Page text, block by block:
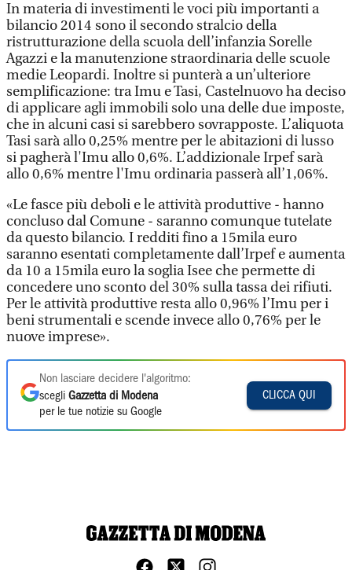
In materia di investimenti le voci più importanti a
bilancio 2014 sono il secondo stralcio della
ristrutturazione della scuola dell’infanzia Sorelle
Agazzi e la manutenzione straordinaria delle scuole
medie Leopardi. Inoltre si punterà a un’ulteriore
semplificazione: tra Imu e Tasi, Castelnuovo ha deciso
di applicare agli immobili solo una delle due imposte,
che in alcuni casi si sarebbero sovrapposte. L’aliquota
Tasi sarà allo 0,25% mentre per le abitazioni di lusso
si pagherà l'Imu allo 0,6%. L’addizionale Irpef sarà
allo 0,6% mentre l'Imu ordinaria passerà all’1,06%.
«Le fasce più deboli e le attività produttive - hanno
concluso dal Comune - saranno comunque tutelate
da questo bilancio. I redditi fino a 15mila euro
saranno esentati completamente dall’Irpef e aumenta
da 10 a 15mila euro la soglia Isee che permette di
concedere uno sconto del 30% sulla tassa dei rifiuti.
Per le attività produttive resta allo 0,96% l’Imu per i
beni strumentali e scende invece allo 0,76% per le
nuove imprese».
Non lasciare decidere l'algoritmo:
scegli Gazzetta di Modena
per le tue notizie su Google
CLICCA QUI